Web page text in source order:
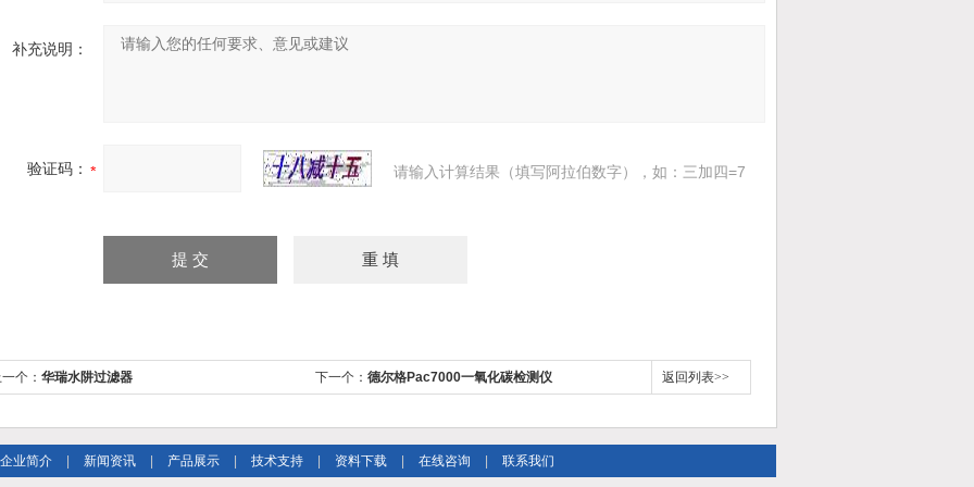
补充说明：
验证码： 请输入计算结果（填写阿拉伯数字），如：三加四=7
个： 华瑞水阱过滤器 下一个： 德尔格Pac7000一氧化碳检测仪 返回列表>>
企业简介 新闻资讯 产品展示 技术支持 资料下载 在线咨询 联系我们